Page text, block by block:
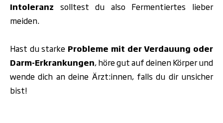
Intoleranz solltest du also Fermentiertes lieber
meiden.
Hast du starke Probleme mit der Verdauung oder
Darm-Erkrankungen, höre gut auf deinen Körper und
wende dich an deine Ärzt:innen, falls du dir unsicher
bist!